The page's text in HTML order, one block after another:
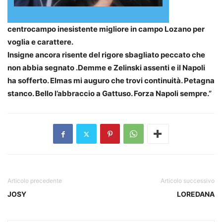
centrocampo inesistente migliore in campo Lozano per
voglia e carattere.
Insigne ancora risente del rigore sbagliato peccato che
non abbia segnato .Demme e Zelinski assenti e il Napoli
ha sofferto. Elmas mi auguro che trovi continuità. Petagna
stanco. Bello l’abbraccio a Gattuso. Forza Napoli sempre.”
Articolo precedente
JOSY
Articolo successivo
LOREDANA